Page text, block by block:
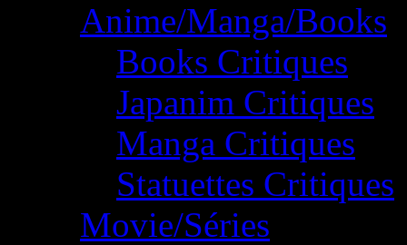
Anime/Manga/Books
Books Critiques
Japanim Critiques
Manga Critiques
Statuettes Critiques
Movie/Séries